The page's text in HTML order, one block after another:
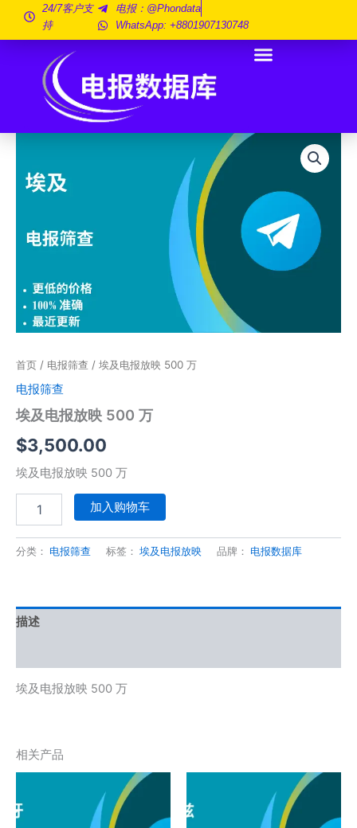
24/7客户支
持
电报：@phondata
WhatsApp: +8801907130748
首页 / 电报筛查 / 埃及电报放映 500 万
电报筛查
埃及电报放映 500 万
$3,500.00
埃及电报放映 500 万
报
500
加入购物车
分类： 电报筛查 标签： 埃及电报放映 品牌： 电报数据库
描述
埃及电报放映 500 万
相关产品